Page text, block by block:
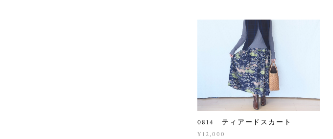
0814 ティアードスカート
¥12,000